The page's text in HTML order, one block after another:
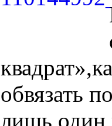
обвязать
лишь один